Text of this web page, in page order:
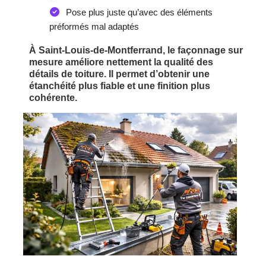
Pose plus juste qu’avec des éléments
préformés mal adaptés
À Saint-Louis-de-Montferrand, le façonnage sur
mesure améliore nettement la qualité des
détails de toiture. Il permet d’obtenir une
étanchéité plus fiable et une finition plus
cohérente.